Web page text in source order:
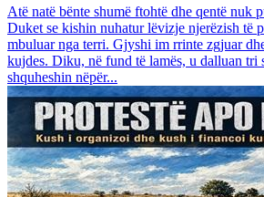
Atë natë bënte shumë ftohtë dhe qentë nuk
Duket se kishin nuhatur lëvizje njerëzish të
mbuluar nga terri. Gjyshi im rrinte zgjuar
kujdes. Diku, në fund të lamës, u dalluan tri
shquheshin nëpër...